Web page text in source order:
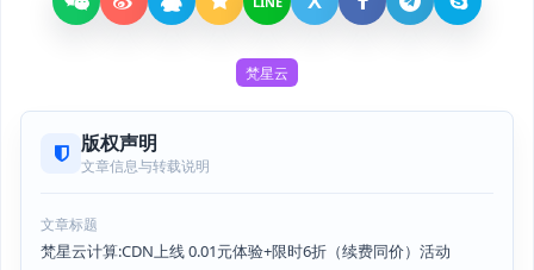
梵星云
版权声明
文章信息与转载说明
文章标题
梵星云计算:CDN上线 0.01元体验+限时6折（续费同价）活动